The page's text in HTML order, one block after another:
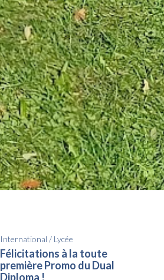
International / Lycée
Félicitations à la toute
première Promo du Dual
Diploma !